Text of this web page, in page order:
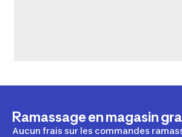
Ramassage en magasin
Aucun frais sur les commandes